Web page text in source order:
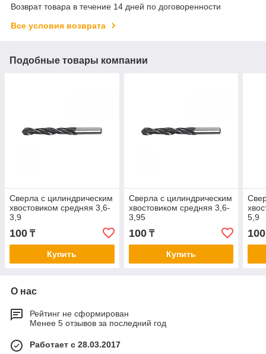
Возврат товара в течение 14 дней по договоренности
Все условия возврата
Подобные товары компании
Сверла с цилиндрическим
хвостовиком средняя 3,6-
3,9
100 ₸
Купить
Сверла с цилиндрическим
хвостовиком средняя 3,6-
3,95
100₸
Купить
5,9
100
О нас
Рейтинг не сформирован
Менее 5 отзывов за последний год
Работает с 28.03.2017